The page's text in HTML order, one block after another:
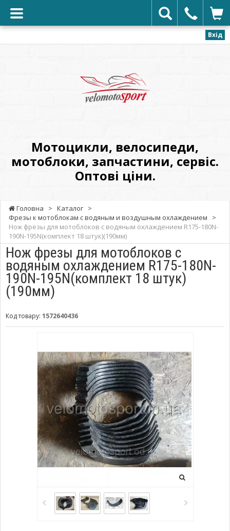
Вхід
Оптові
ціни.
Мотоцикли, велосипеди,
мотоблоки, запчастини, сервіс.
Оптові ціни.
Головна > Каталог >
Фрезы к мотоблокам с водяным и воздушным охлаждением
>
Нож фрезы для мотоблоков с водяным охлаждением R175-180N-
190N-195N(комплект 18 штук)(190мм)
Нож фрезы для мотоблоков с
водяным охлаждением R175-180N-
190N-195N(комплект 18 штук)
(190мм)
Код товару: 1572640436